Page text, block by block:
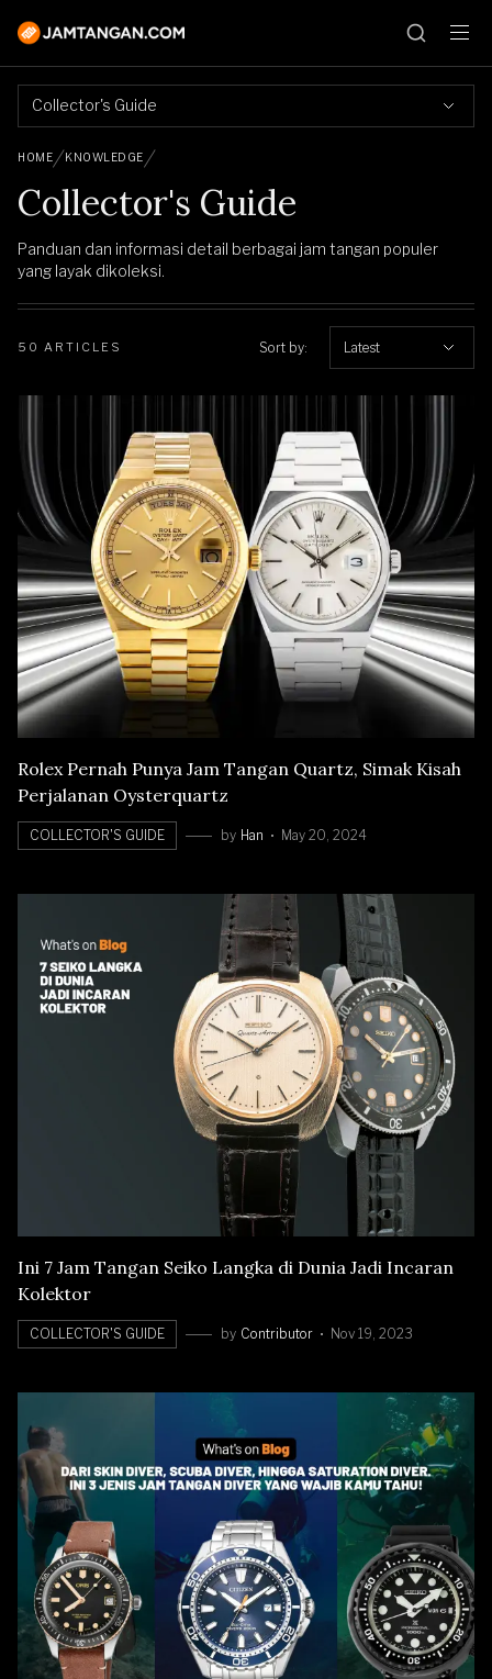
Collector's Guide
HOME KNOWLEDGE
Collector's Guide
Panduan dan informasi detail berbagai jam tangan populer
yang layak dikoleksi.
50 ARTICLES Sort by: Latest
Rolex Pernah Punya Jam Tangan Quartz, Simak Kisah
Perjalanan Oysterquartz
COLLECTOR'S GUIDE by Han May 20, 2024
Ini 7 Jam Tangan Seiko Langka di Dunia Jadi Incaran
Kolektor
COLLECTOR'S GUIDE by Contributor Nov 19, 2023